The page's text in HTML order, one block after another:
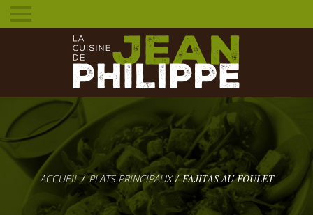
Toggle
mobile
PLATS PRINCIPAUX FAJITAS AU FOULET